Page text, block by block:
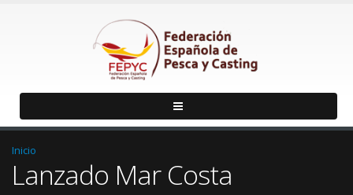
Inicio
Lanzado Mar Costa